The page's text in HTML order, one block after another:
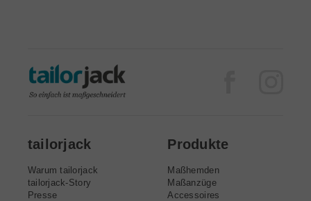
tailorjack
Warum tailorjack
tailorjack-Story
Presse
Produkte
Maßhemden
Maßanzüge
Accessoires